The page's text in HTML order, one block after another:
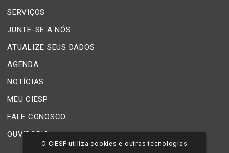
SERVIÇOS
JUNTE-SE A NÓS
ATUALIZE SEUS DADOS
AGENDA
NOTÍCIAS
MEU CIESP
FALE CONOSCO
OUVIDORIA
O CIESP utiliza cookies e outras tecnologias